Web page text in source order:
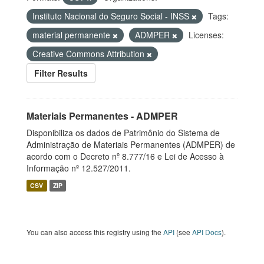
Instituto Nacional do Seguro Social - INSS
Tags:
material permanente
ADMPER
Licenses:
Creative Commons Attribution
Filter Results
Materiais Permanentes - ADMPER
Disponibiliza os dados de Patrimônio do Sistema de
Administração de Materiais Permanentes (ADMPER) de
acordo com o Decreto nº 8.777/16 e Lei de Acesso à
Informação nº 12.527/2011.
CSV ZIP
You can also access this registry using the API (see API Docs).